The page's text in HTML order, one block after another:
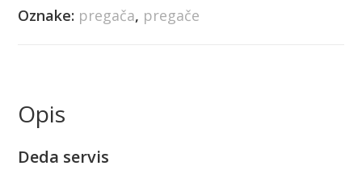
Oznake: pregača, pregače
Opis
Deda servis